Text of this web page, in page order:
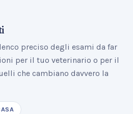
preciso degli esami da far
per il tuo veterinario o per il
che cambiano davvero la